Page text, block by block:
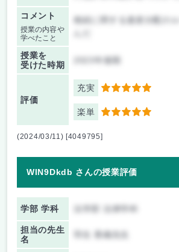
コメント
授業の内容や
学べたこと
相続に関する遺産分配の
授業を
受けた時期
2023年後期
評価
充実 5
楽単 5
(2024/03/11) [4049795]
WlN9Dkdb さんの授業評価
学部 学科
担当の先生
名
羽生 香織先生